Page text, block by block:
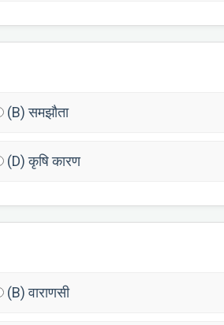
(B) समझौता
(D) कृषि कारण
(B) वाराणसी